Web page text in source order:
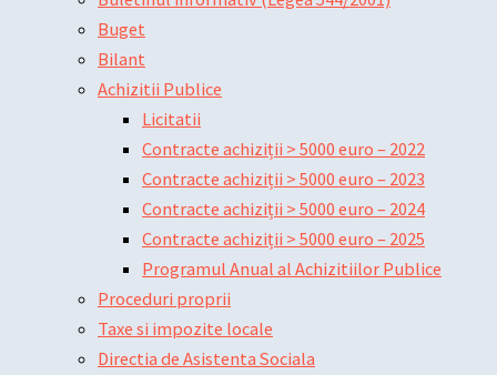
Buget
Bilant
Achizitii Publice
Licitatii
Contracte achiziții > 5000 euro – 2022
Contracte achiziții > 5000 euro – 2023
Contracte achiziții > 5000 euro – 2024
Contracte achiziții > 5000 euro – 2025
Programul Anual al Achizitiilor Publice
Proceduri proprii
Taxe si impozite locale
Directia de Asistenta Sociala